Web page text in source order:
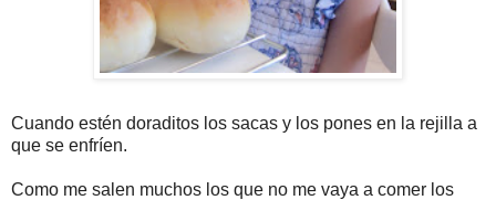
Cuando estén doraditos los sacas y los pones en la rejilla a
que se enfríen.
Como me salen muchos los que no me vaya a comer los